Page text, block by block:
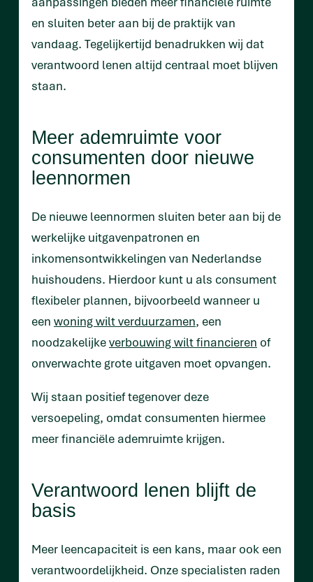
en sluiten beter aan bij de praktijk van
vandaag. Tegelijkertijd benadrukken wij dat
verantwoord lenen altijd centraal moet blijven
staan.
Meer ademruimte voor
consumenten door nieuwe
leennormen
De nieuwe leennormen sluiten beter aan bij de
werkelijke uitgavenpatronen en
inkomensontwikkelingen van Nederlandse
huishoudens. Hierdoor kunt u als consument
flexibeler plannen, bijvoorbeeld wanneer u
een woning wilt verduurzamen, een
noodzakelijkeverbouwing wilt financieren of
onverwachte grote uitgaven moet opvangen.
Wij staan positief tegenover deze
versoepeling, omdat consumenten hiermee
meer financiële ademruimte krijgen.
Verantwoord lenen blijft de
basis
Meer leencapaciteit is een kans, maar ook een
verantwoordelijkheid. Onze specialisten raden